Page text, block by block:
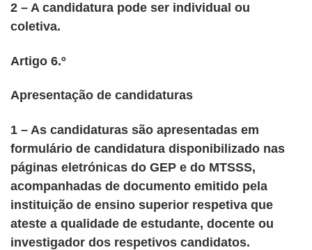
2 – A candidatura pode ser individual ou
coletiva.
Artigo 6.º
Apresentação de candidaturas
1 – As candidaturas são apresentadas em
formulário de candidatura disponibilizado nas
páginas eletrónicas do GEP e do MTSSS,
acompanhadas de documento emitido pela
instituição de ensino superior respetiva que
ateste a qualidade de estudante, docente ou
investigador dos respetivos candidatos.